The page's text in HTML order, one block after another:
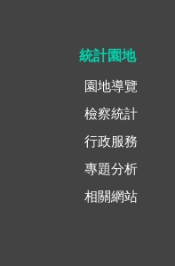
統計園地
園地導覽
檢察統計
行政服務
專題分析
相關網站